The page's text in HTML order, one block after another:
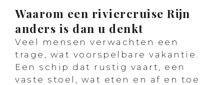
Waarom een riviercruise Rijn
anders is dan u denkt
Veel mensen verwachten een
trage, wat voorspelbare vakantie.
Een schip dat rustig vaart, een
vaste stoel, wat eten en af en toe